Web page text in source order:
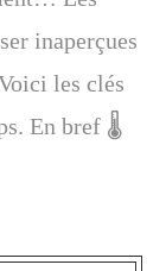
inaperçues
les clés
En bref 🌡️